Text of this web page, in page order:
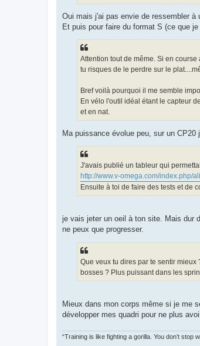
Oui mais j'ai pas envie de ressembler à
Et puis pour faire du format S (ce que
Attention tout de même. Si en
tu risques de le perdre sur le
Bref voilà pourquoi il me semble
En vélo l'outil idéal étant le capteur
et en nat.
Ma puissance évolue peu, sur un CP20
J'avais publié un tableur qui
http://www.v-omega.com/index.php/
Ensuite à toi de faire des tests et de
je vais jeter un oeil à ton site. Mais dur
ne peux que progresser.
Que veux tu dires par te sentir
bosses ? Plus puissant dans les
Mieux dans mon corps même si je me
développer mes quadri pour ne plus
“Training is like fighting a gorilla. You don’t stop